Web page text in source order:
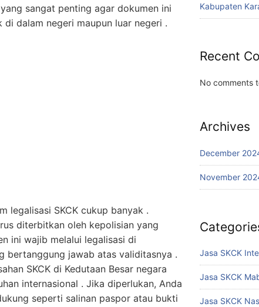
sangat penting agar dokumen ini
dalam negeri maupun luar negeri .
legalisasi SKCK cukup banyak .
diterbitkan oleh kepolisian yang
ini wajib melalui legalisasi di
bertanggung jawab atas validitasnya .
SKCK di Kedutaan Besar negara
internasional . Jika diperlukan, Anda
seperti salinan paspor atau bukti
Kabupaten
Recent
No comments
Archives
December
November
Jasa SKCK
Jasa SKCK
Jasa SKCK